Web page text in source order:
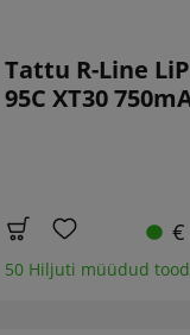
Tattu R-Line
95C XT30
€
50 Hiljuti müüdud